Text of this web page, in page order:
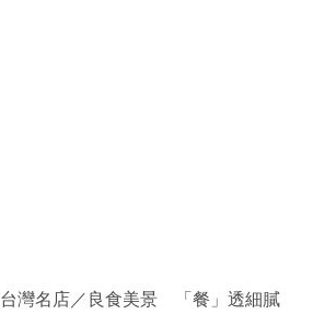
台灣名店／良食美景 「餐」透細膩